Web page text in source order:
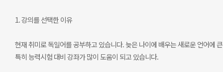
1. 강의를 선택한 이유
현재 취미로 독일어를 공부하고 있습니다. 늦은 나이에 배우는 새로운 언어에
특히 능력시험 대비 강좌가 많이 도움이 되고 있습니다.